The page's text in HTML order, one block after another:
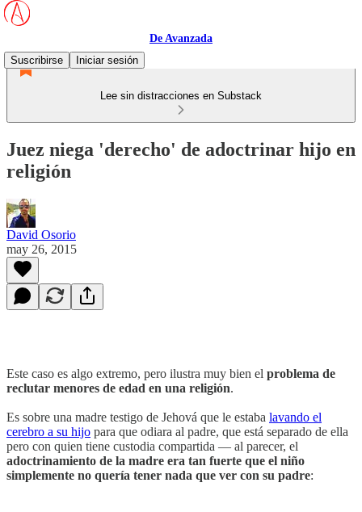
De Avanzada
Suscribirse
Iniciar sesión
Lee sin distracciones en Substack
Juez niega 'derecho' de adoctrinar hijo en
religión
David Osorio
may 26, 2015
Este caso es algo extremo, pero ilustra muy bien el problema de
reclutar menores de edad en una religión.
Es sobre una madre testigo de Jehová que le estaba lavando el
cerebro a su hijo para que odiara al padre, que está separado de ella
pero con quien tiene custodia compartida — al parecer, el
adoctrinamiento de la madre era tan fuerte que el niño
simplemente no quería tener nada que ver con su padre: